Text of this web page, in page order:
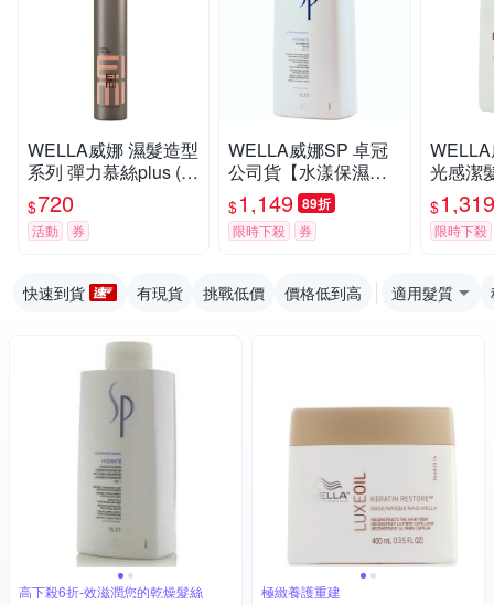
WELLA威娜 濕髮造型
系列 彈力慕絲plus (原
彈力塑型慕絲) 500ml
公司貨
$720
活動 券
WELLA威娜SP 卓冠
公司貨【水漾保濕潔
髮乳1000ML】附壓頭
$1,149 89折
限時下殺 券
光感潔
(原3D
冠公司
$1,319
限時下殺
快速到貨 有現貨 挑戰低價 價格低到高 適用髮質
高下殺6折-效滋潤您的乾燥髮絲 極緻養護重建